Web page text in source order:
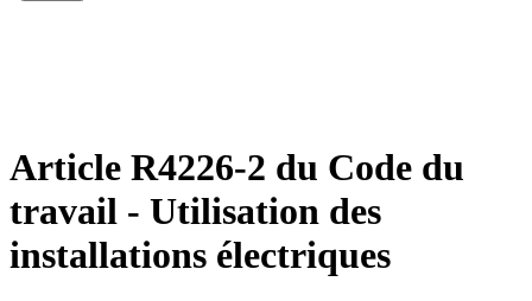
Article R4226-2 du Code du
travail - Utilisation des
installations électriques